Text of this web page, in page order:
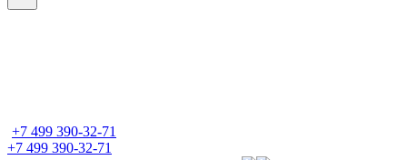
+7 499 390-32-71
+7 499 390-32-71